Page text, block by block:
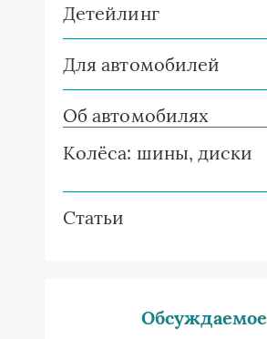
Детейлинг
Для автомобилей
Об автомобилях
Колёса: шины, диски
Статьи
Обсуждаемое